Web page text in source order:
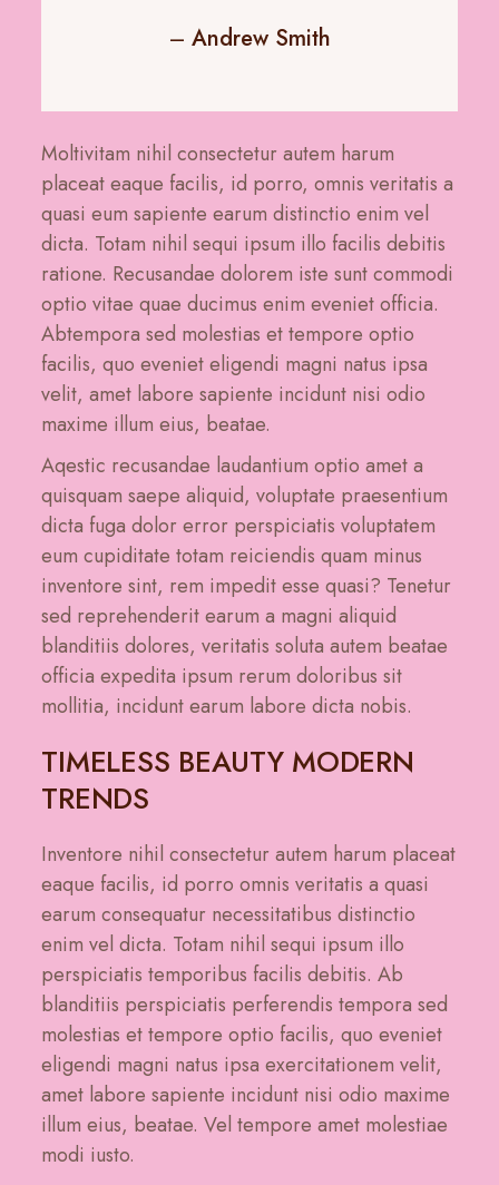
– Andrew Smith
Moltivitam nihil consectetur autem harum
placeat eaque facilis, id porro, omnis veritatis a
quasi eum sapiente earum distinctio enim vel
dicta. Totam nihil sequi ipsum illo facilis debitis
ratione. Recusandae dolorem iste sunt commodi
optio vitae quae ducimus enim eveniet officia.
Abtempora sed molestias et tempore optio
facilis, quo eveniet eligendi magni natus ipsa
velit, amet labore sapiente incidunt nisi odio
maxime illum eius, beatae.
Aqestic recusandae laudantium optio amet a
quisquam saepe aliquid, voluptate praesentium
dicta fuga dolor error perspiciatis voluptatem
eum cupiditate totam reiciendis quam minus
inventore sint, rem impedit esse quasi? Tenetur
sed reprehenderit earum a magni aliquid
blanditiis dolores, veritatis soluta autem beatae
officia expedita ipsum rerum doloribus sit
mollitia, incidunt earum labore dicta nobis.
TIMELESS BEAUTY MODERN
TRENDS
Inventore nihil consectetur autem harum placeat
eaque facilis, id porro omnis veritatis a quasi
earum consequatur necessitatibus distinctio
enim vel dicta. Totam nihil sequi ipsum illo
perspiciatis temporibus facilis debitis. Ab
blanditiis perspiciatis perferendis tempora sed
molestias et tempore optio facilis, quo eveniet
eligendi magni natus ipsa exercitationem velit,
amet labore sapiente incidunt nisi odio maxime
illum eius, beatae. Vel tempore amet molestiae
modi iusto.